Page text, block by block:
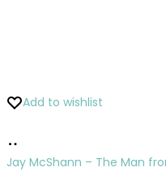
Add to wishlist
do
Jay McShann – The Man